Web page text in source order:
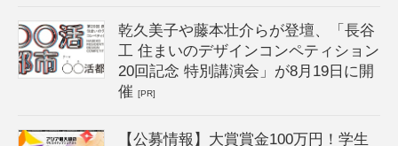
乾久美子や藤本壮介らが登壇、「長谷
工 住まいのデザインコンペティション
20回記念 特別講演会」が8月19日に開
催[PR]
【公募情報】大賞賞金100万円！学生